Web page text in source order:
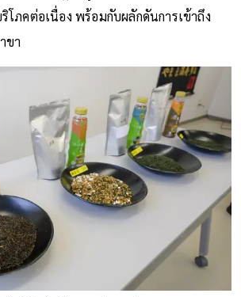
โภคต่อเนื่อง พร้อมกับผลักดันการเข้าถึง
ขา